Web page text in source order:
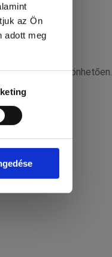
az Ön
adott meg
köszönhetően.